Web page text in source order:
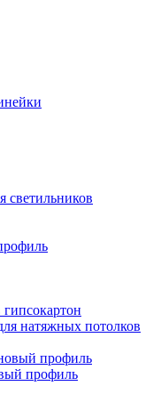
светильников
натяжных потолков
профиль